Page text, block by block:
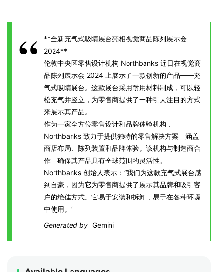
**全新充气式吸睛展台亮相视觉商品陈列展示会
2024**
伦敦中央区零售设计机构 Northbanks 近日在视觉商
品陈列展示会 2024 上展示了一款创新的产品——充
气式吸睛展台。这款展台采用耐用材料制成，可以轻
松充气并竖立，为零售商提供了一种引人注目的方式
来展示其产品。
作为一家全方位零售设计和品牌体验机构，
Northbanks 致力于提供独特的零售解决方案，涵盖
商店布局、陈列装置和品牌体验。该机构与制造商合
作，确保其产品具有全球范围的灵活性。
Northbanks 创始人表示：“我们为这款充气式展台感
到自豪，因为它为零售商提供了展示其品牌和吸引客
户的绝佳方式。它易于安装和拆卸，易于在各种环境
中使用。”
Generated by Gemini